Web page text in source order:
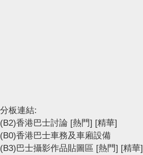
分板連結:
(B2)香港巴士討論 [熱門] [精華]
(B0)香港巴士車務及車廂設備
(B3)巴士攝影作品貼圖區 [熱門] [精華]